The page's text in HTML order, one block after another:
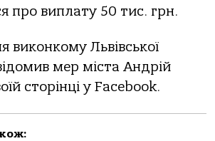
про виплату 50 тис. грн.
виконкому Львівської
мер міста Андрій
сторінці у Facebook.